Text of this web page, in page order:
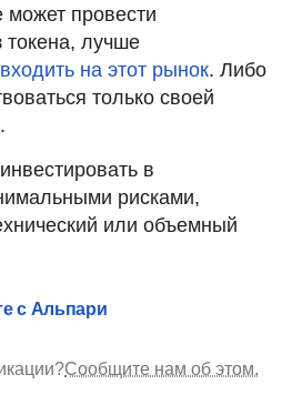
может провести
токена, лучше
на этот рынок. Либо
только своей
в
рисками,
или объемный
с Альпари
Сообщите нам об этом.